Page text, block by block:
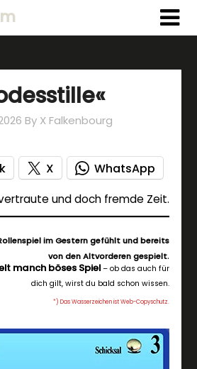
By X Falkenbourg
X WhatsApp
und doch fremde Zeit.
im Gestern gefühlt und bereits
von den Altvorderen gespielt.
manch böses Spiel – ob das auch für
dich gilt, wirst du bald schon wissen.
*) Das Wasserzeichen ist Web-Copyschutz.